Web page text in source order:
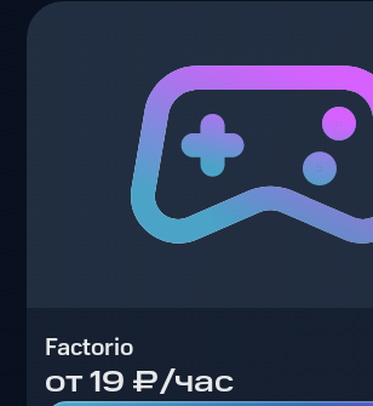
Factorio
от 19 ₽/час